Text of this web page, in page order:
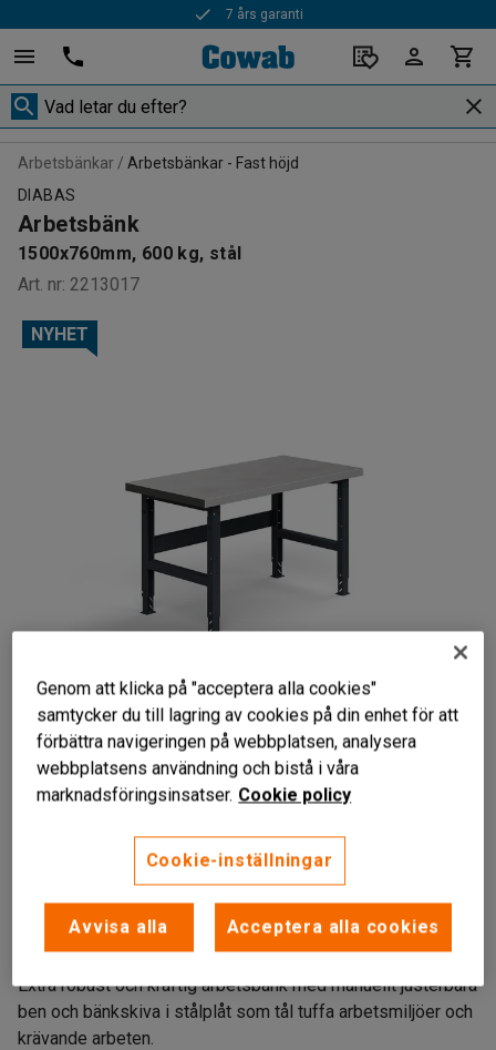
7 års garanti
Arbetsbänkar
Arbetsbänkar - Fast höjd
DIABAS
Arbetsbänk
1500x760mm, 600 kg, stål
Art. nr: 2213017
NYHET
Liknande produkter
Kraftfull konstruktion
Hanterar tyngre gods och vassa detaljer
Flera tillbehör att komplettera med
Extra robust och kraftig arbetsbänk med manuellt justerbara
ben och bänkskiva i stålplåt som tål tuffa arbetsmiljöer och
krävande arbeten.
Genom att klicka på "acceptera alla cookies"
samtycker du till lagring av cookies på din enhet för att
förbättra navigeringen på webbplatsen, analysera
webbplatsens användning och bistå i våra
marknadsföringsinsatser. Cookie policy
Cookie-inställningar
Avvisa alla Acceptera alla cookies